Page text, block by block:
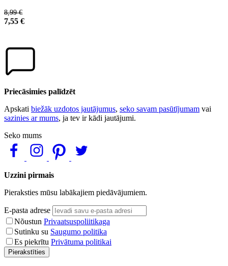
8,99 €
7,55 €
Priecāsimies palīdzēt
Apskati biežāk uzdotos jautājumus, seko savam pasūtījumam vai
sazinies ar mums, ja tev ir kādi jautājumi.
Seko mums
Uzzini pirmais
Pieraksties mūsu labākajiem piedāvājumiem.
E-pasta adrese
Nõustun Privaatsuspoliitikaga
Sutinku su Saugumo politika
Es piekrītu Privātuma politikai
Pierakstīties